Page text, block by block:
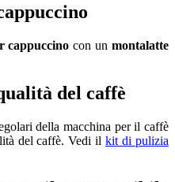
cappuccino con un montalatte
del caffè
della macchina per il caffè
del caffè. Vedi ilkit di pulizia